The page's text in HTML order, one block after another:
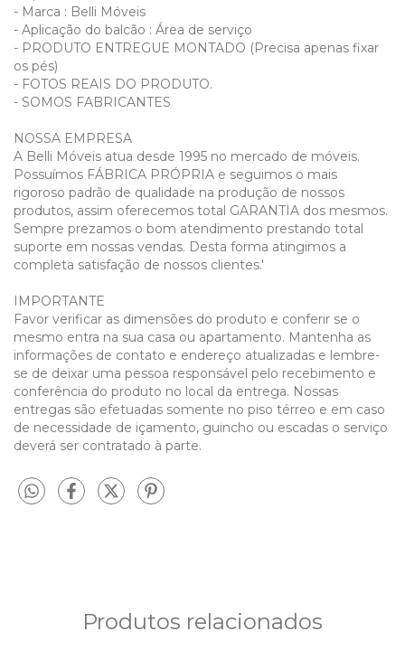
- Marca : Belli Móveis
- Aplicação do balcão : Área de serviço
- PRODUTO ENTREGUE MONTADO (Precisa apenas fixar
os pés)
- FOTOS REAIS DO PRODUTO.
- SOMOS FABRICANTES
NOSSA EMPRESA
A Belli Móveis atua desde 1995 no mercado de móveis.
Possuímos FÁBRICA PRÓPRIA e seguimos o mais
rigoroso padrão de qualidade na produção de nossos
produtos, assim oferecemos total GARANTIA dos mesmos.
Sempre prezamos o bom atendimento prestando total
suporte em nossas vendas. Desta forma atingimos a
completa satisfação de nossos clientes.'
IMPORTANTE
Favor verificar as dimensões do produto e conferir se o
mesmo entra na sua casa ou apartamento. Mantenha as
informações de contato e endereço atualizadas e lembre-
se de deixar uma pessoa responsável pelo recebimento e
conferência do produto no local da entrega. Nossas
entregas são efetuadas somente no piso térreo e em caso
de necessidade de içamento, guincho ou escadas o serviço
deverá ser contratado à parte.
Produtos relacionados